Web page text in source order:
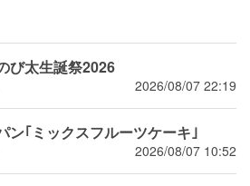
び太生誕祭2026
2026/08/07 22:19
ン｢ミックスフルーツケーキ｣
2026/08/07 10:52